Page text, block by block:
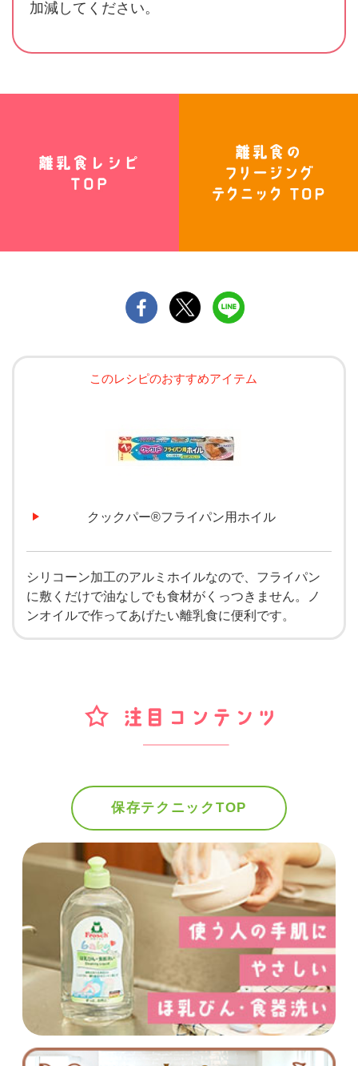
加減してください。
このレシピのおすすめアイテム
クックパー®フライパン用ホイル
シリコーン加工のアルミホイルなので、フライパン
に敷くだけで油なしでも食材がくっつきません。ノ
ンオイルで作ってあげたい離乳食に便利です。
保存テクニックTOP